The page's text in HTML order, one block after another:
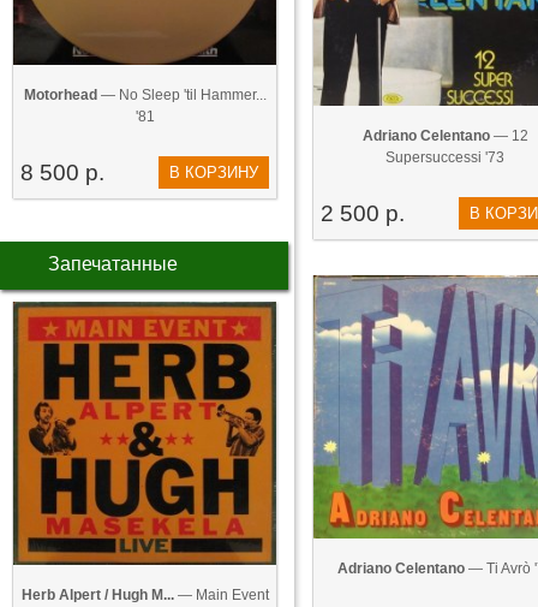
Motorhead — No Sleep 'til Hammer...
'81
8 500 р. В КОРЗИНУ
Запечатанные
Herb Alpert / Hugh M...— Main Event
Adriano Celentano‎— 12
Supersuccessi '73
2 500 р. В
Adriano Celentano— Ti Avrò